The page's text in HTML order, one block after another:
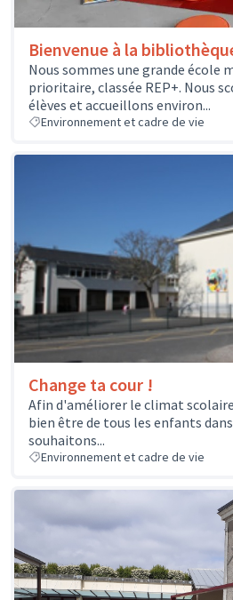
Bienvenue à la
Nous sommes une grande école
prioritaire, classée REP+. Nous
élèves et accueillons environ...
Environnement et cadre de vie
Change ta cour !
Afin d'améliorer le climat
bien être de tous les enfants
souhaitons...
Environnement et cadre de vie